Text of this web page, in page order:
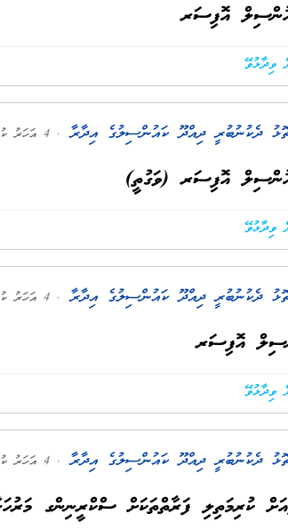
އޮފިސަރ
ވިދާޅުވޭ
ދެކުނުބުރީ ދިއްދޫ ކައުންސިލުގެ އިދާރާ . 4 އަހަރު ކުރިން
އޮފިސަރ (ވަގުތީ)
ވިދާޅުވޭ
ދެކުނުބުރީ ދިއްދޫ ކައުންސިލުގެ އިދާރާ . 4 އަހަރު ކުރިން
އޮފިސަރ
ވިދާޅުވޭ
ދެކުނުބުރީ ދިއްދޫ ކައުންސިލުގެ އިދާރާ . 4 އަހަރު ކުރިން
ކުރިމަތިލި ފަރާތްތަކަށް ސްކްރީނިންގ